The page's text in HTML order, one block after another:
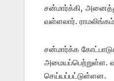
சன்மார்க்கி,
வள்ளலார்.
சன்மார்க்க
அமையப்பெற்றுள்ள.
செய்யப்பட்டுள்ளன.